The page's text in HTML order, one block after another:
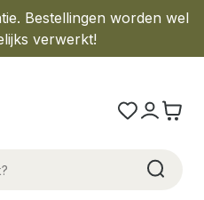
Bestellingen worden wel
verwerkt!